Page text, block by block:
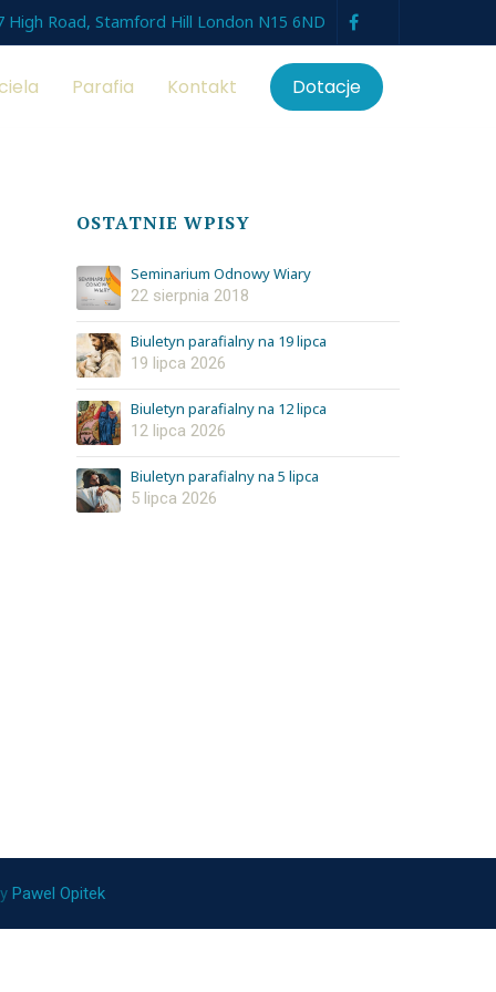
High Road, Stamford Hill London N15 6ND
Parafia Kontakt Dotacje
OSTATNIE WPISY
Seminarium Odnowy Wiary
22 sierpnia 2018
Biuletyn parafialny na 19 lipca
19 lipca 2026
Biuletyn parafialny na 12 lipca
12 lipca 2026
Biuletyn parafialny na 5 lipca
5 lipca 2026
Pawel Opitek